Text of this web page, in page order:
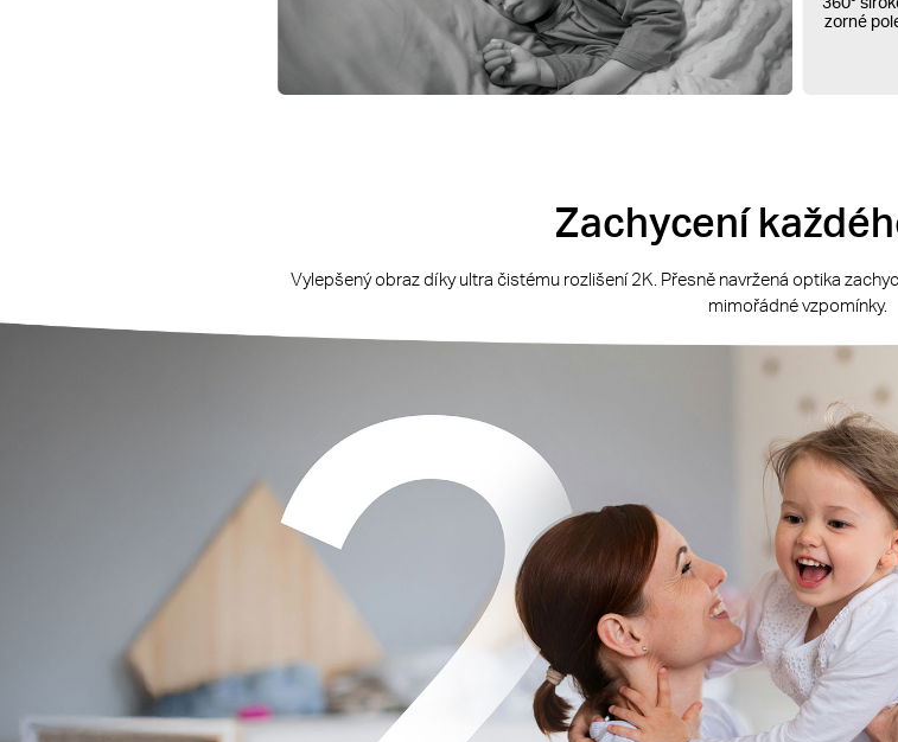
zorné
Zachycení
Vylepšený obraz díky ultra čistému rozlišení 2K. Přesně navržená optika
mimořádné vzpomínky.